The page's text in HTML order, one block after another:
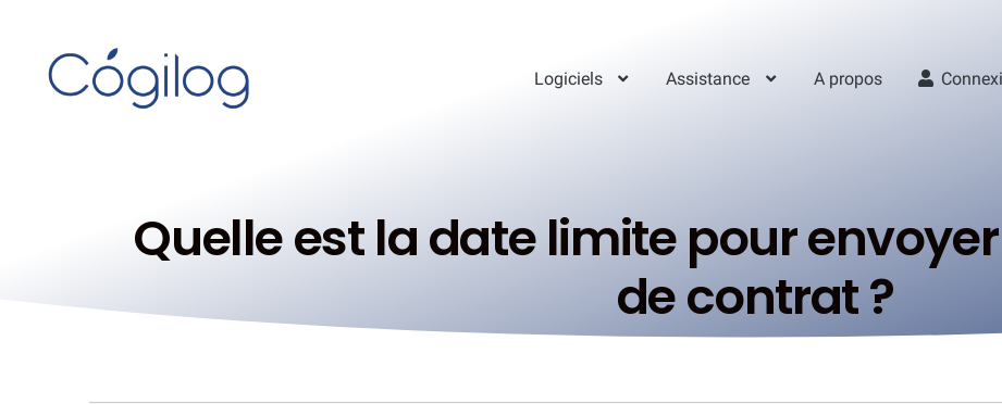
Logiciels Assistance A propos
Quelle est la date limite pour
de contrat ?